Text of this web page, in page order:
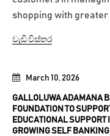
March 10, 2026
GALLOLUWA ADAMANA
FOUNDATION TO
EDUCATIONAL SUPPORT
GROWING SELF
shopping with
වැඩි විස්තර